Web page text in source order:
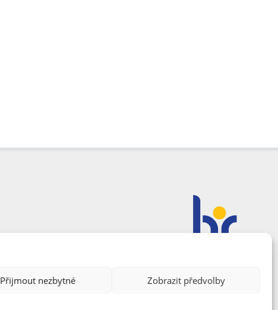
Přijmout nezbytné Zobrazit předvolby